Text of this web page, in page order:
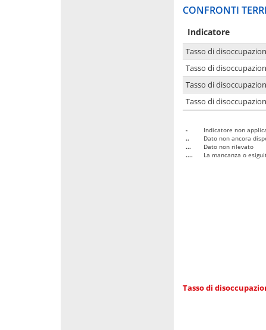
CONFRONTI
Indicatore
Tasso di
Tasso di
Tasso di
Tasso di
-
Indicatore non
..
Dato non ancora
...
Dato non rilevato
....
La mancanza o
Tasso di